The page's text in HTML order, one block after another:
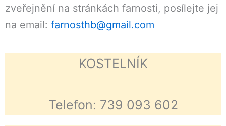
zveřejnění na stránkách farnosti, posílejte jej
na email: farnosthb@gmail.com
KOSTELNÍK
Telefon: 739 093 602